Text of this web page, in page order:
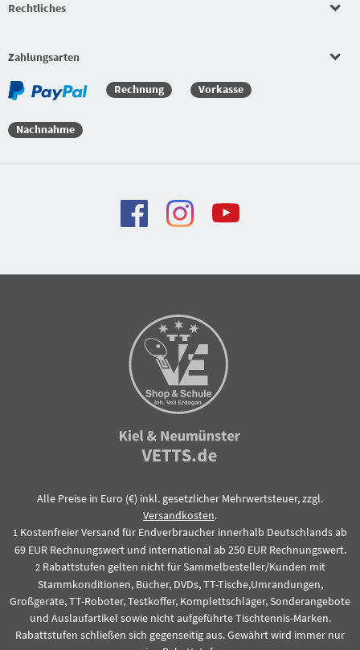
Rechtliches
Zahlungsarten
Rechnung Vorkasse
Nachnahme
Alle Preise in Euro (€) inkl. gesetzlicher Mehrwertsteuer, zzgl.
Versandkosten.
1 Kostenfreier Versand für Endverbraucher innerhalb Deutschlands ab
69 EUR Rechnungswert und international ab 250 EUR Rechnungswert.
2Rabattstufen gelten nicht für Sammelbesteller/Kunden mit
Stammkonditionen, Bücher, DVDs, TT-Tische,Umrandungen,
Großgeräte, TT-Roboter, Testkoffer, Komplettschläger, Sonderangebote
und Auslaufartikel sowie nicht aufgeführte Tischtennis-Marken.
Rabattstufen schließen sich gegenseitig aus. Gewährt wird immer nur